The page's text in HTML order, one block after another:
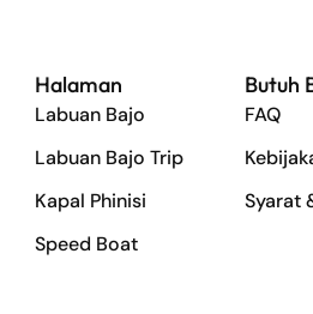
Halaman
Labuan Bajo
Labuan Bajo Trip
Kapal Phinisi
Speed Boat
Butuh
FAQ
Syarat